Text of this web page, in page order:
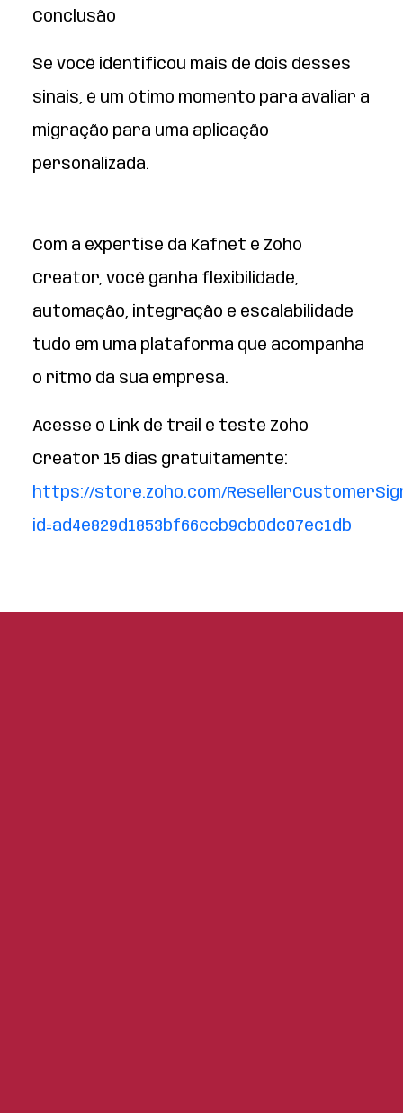
Conclusão
Se você identificou mais de dois desses
sinais, é um ótimo momento para avaliar a
migração para uma aplicação
personalizada.
Com a expertise da Kafnet e Zoho
Creator, você ganha flexibilidade,
automação, integração e escalabilidade
tudo em uma plataforma que acompanha
o ritmo da sua empresa.
Acesse o Link de trail e teste Zoho
Creator 15 dias gratuitamente:
https://store.zoho.com/
id=ad4e829d1853bf66ccb9cb0dc07ec1db